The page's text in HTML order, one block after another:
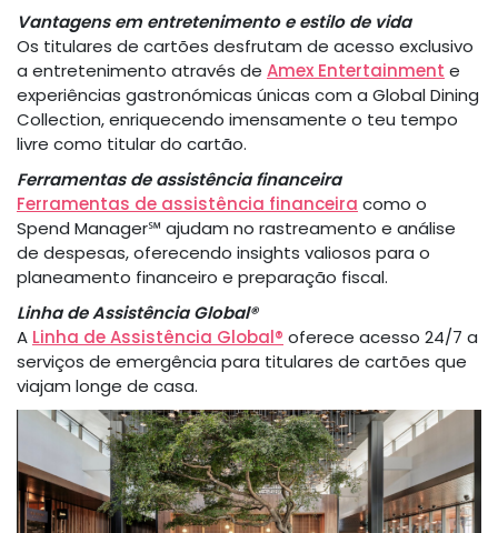
Vantagens em entretenimento e estilo de vida
Os titulares de cartões desfrutam de acesso exclusivo
a entretenimento através de Amex Entertainment e
experiências gastronómicas únicas com a Global Dining
Collection, enriquecendo imensamente o teu tempo
livre como titular do cartão.
Ferramentas de assistência financeira
Ferramentas de assistência financeira como o
Spend Manager℠ ajudam no rastreamento e análise
de despesas, oferecendo insights valiosos para o
planeamento financeiro e preparação fiscal.
Linha de Assistência Global®
A Linha de Assistência Global® oferece acesso 24/7 a
serviços de emergência para titulares de cartões que
viajam longe de casa.